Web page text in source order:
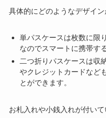
具体的にどのようなデザイ
単パスケースは枚数に限
なのでスマートに携帯す
二つ折りパスケースは収
やクレジットカードなど
とができます。
お札入れや小銭入れが付い